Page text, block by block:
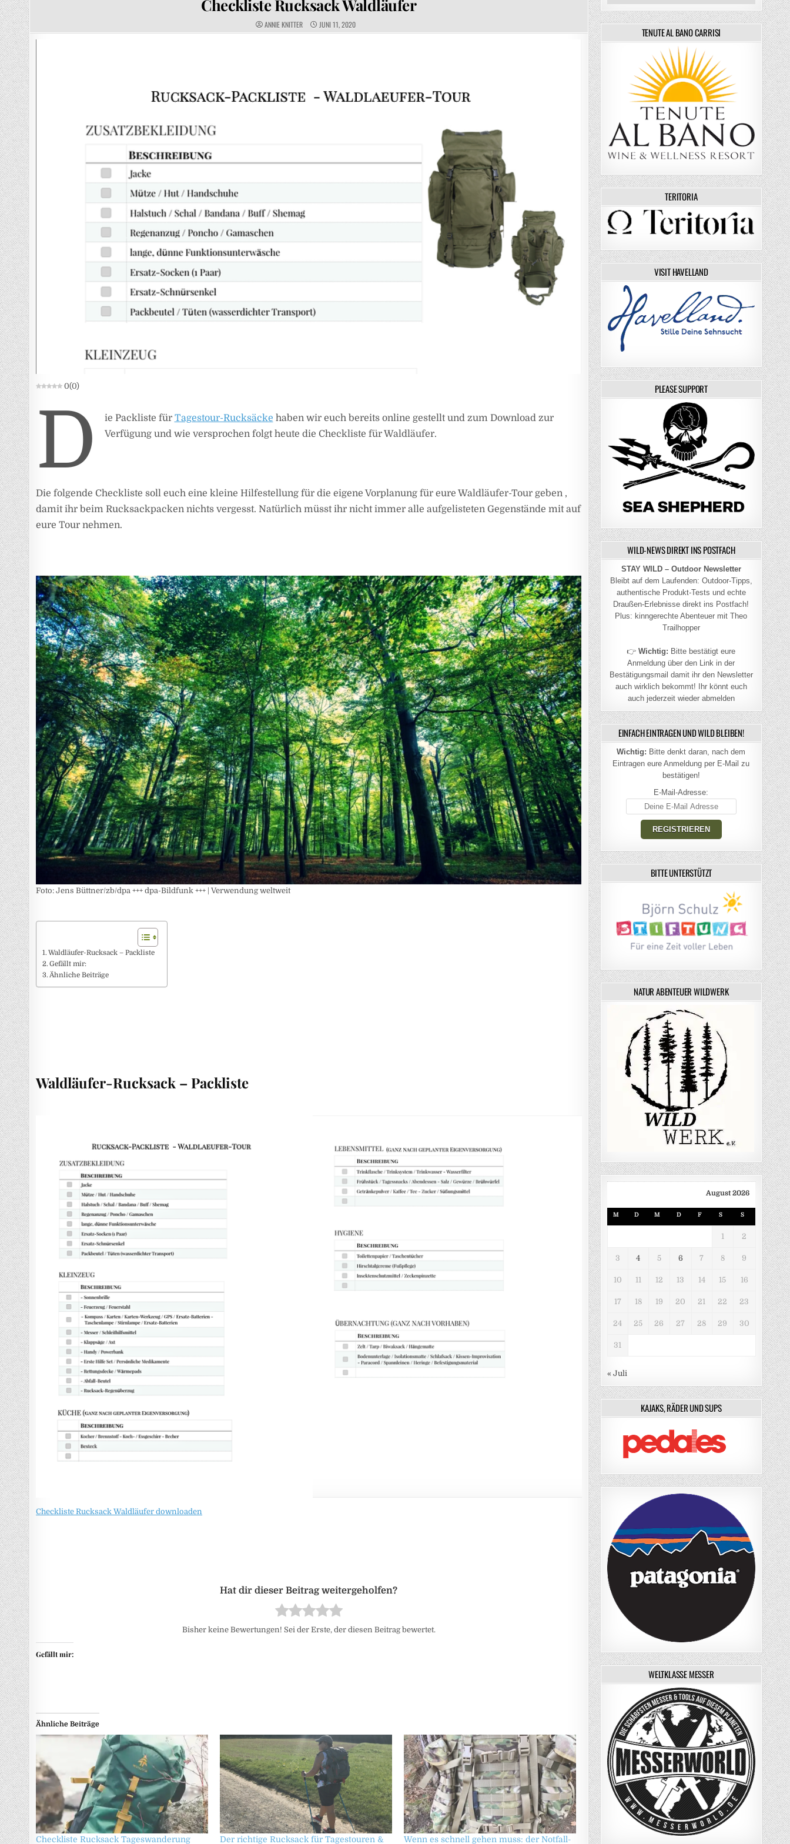
Checkliste Rucksack Waldläufer
AUTHOR:
ANNIE KNITTER PUBLISHED DATE:
JUNI 11, 2020
0(0)
D ie Packliste für Tagestour-Rucksäcke haben wir euch bereits online gestellt und zum Download zur
Verfügung und wie versprochen folgt heute die Checkliste für Waldläufer.
Die folgende Checkliste soll euch eine kleine Hilfestellung für die eigene Vorplanung für eure Waldläufer-Tour geben ,
damit ihr beim Rucksackpacken nichts vergesst. Natürlich müsst ihr nicht immer alle aufgelisteten Gegenstände mit auf
eure Tour nehmen.
Foto: Jens Büttner/zb/dpa +++ dpa-Bildfunk +++ | Verwendung weltweit
Waldläufer-Rucksack – Packliste
Gefällt mir:
Ähnliche Beiträge
Waldläufer-Rucksack – Packliste
Checkliste Rucksack Waldläufer downloaden
Bisher keine Bewertungen! Sei der Erste, der diesen Beitrag bewertet.
Gefällt mir:
Ähnliche Beiträge
Checkliste Rucksack Tageswanderung Der richtige Rucksack für Tagestouren & Wenn es schnell gehen muss: der Notfall-
TENUTE AL BANO CARRISI
TERITORIA
VISIT HAVELLAND
PLEASE SUPPORT
WILD-NEWS DIREKT INS POSTFACH
STAY WILD – Outdoor Newsletter
Bleibt auf dem Laufenden: Outdoor-Tipps,
authentische Produkt-Tests und echte
Draußen-Erlebnisse direkt ins Postfach!
Plus: kinngerechte Abenteuer mit Theo
Trailhopper
👉Wichtig: Bitte bestätigt eure
Anmeldung über den Link in der
Bestätigungsmail damit ihr den Newsletter
auch wirklich bekommt! Ihr könnt euch
auch jederzeit wieder abmelden
EINFACH EINTRAGEN UND WILD BLEIBEN!
Wichtig: Bitte denkt daran, nach dem
Eintragen eure Anmeldung per E-Mail zu
bestätigen!
E-Mail-Adresse:
BITTE UNTERSTÜTZT
NATUR ABENTEUER WILDWERK
August 2026
M D M D F S S
1 2
3 4 5 6 7 8 9
10 11 12 13 14 15 16
17 18 19 20 21 22 23
24 25 26 27 28 29 30
31
« Juli
KAJAKS, RÄDER UND SUPS
WELTKLASSE MESSER